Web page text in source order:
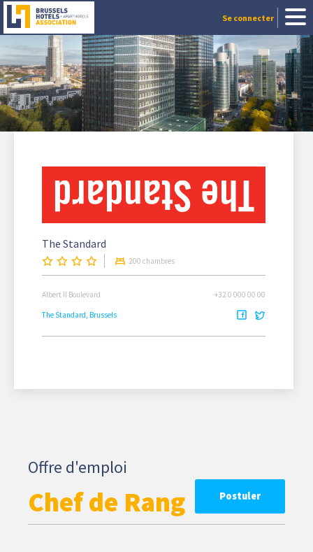
Se connecter
The Standard
200 chambres
Albert II Boulevard +32 0 000 00 00
The Standard, Brussels
Offre d'emploi
Chef de Rang Postuler